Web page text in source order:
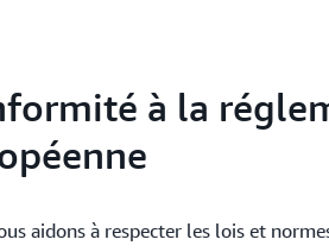
à la
aidons à respecter les lois et